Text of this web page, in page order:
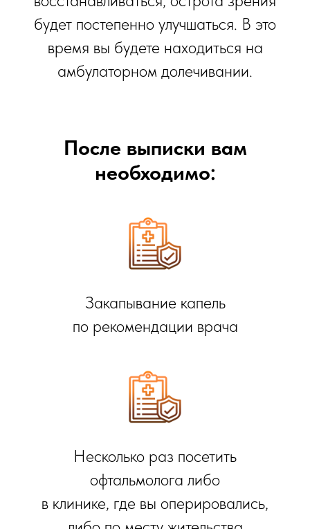
будет постепенно улучшаться. В это
время вы будете находиться на
амбулаторном долечивании.
После выписки вам
необходимо:
Закапывание капель
по рекомендации врача
Несколько раз посетить
офтальмолога либо
в клинике, где вы оперировались,